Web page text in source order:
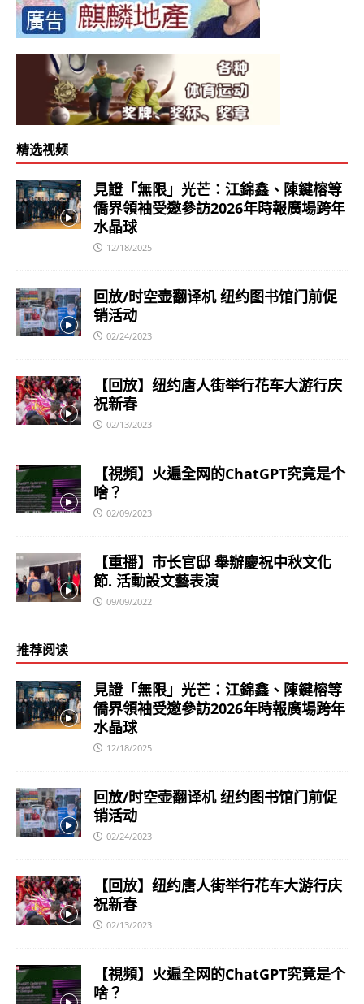
精选视频
見證「無限」光芒：江錦鑫、陳鍵榕等
僑界領袖受邀參訪2026年時報廣場跨年
水晶球
12/18/2025
回放/时空壶翻译机 纽约图书馆门前促
销活动
02/24/2023
【回放】纽约唐人街举行花车大游行庆
祝新春
02/13/2023
【視頻】火遍全网的ChatGPT究竟是个
啥？
02/09/2023
【重播】市长官邸 舉辦慶祝中秋文化
節. 活動設文藝表演
09/09/2022
推荐阅读
見證「無限」光芒：江錦鑫、陳鍵榕等
僑界領袖受邀參訪2026年時報廣場跨年
水晶球
12/18/2025
回放/时空壶翻译机 纽约图书馆门前促
销活动
02/24/2023
【回放】纽约唐人街举行花车大游行庆
祝新春
02/13/2023
【視頻】火遍全网的ChatGPT究竟是个
啥？